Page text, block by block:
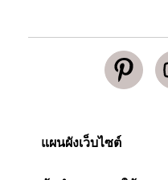
แผนผังเว็บไซต์